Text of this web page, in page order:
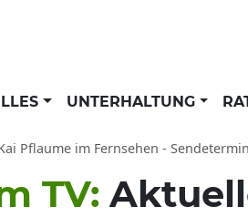
UNTERHALTUNG
Pflaume im Fernsehen - Sendetermine
TV: